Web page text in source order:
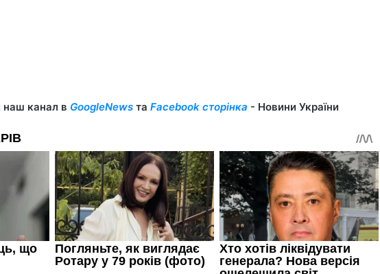
наш канал в GoogleNewsта Facebook сторінка - Новини України